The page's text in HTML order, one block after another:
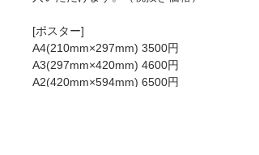
[ポスター]
A4(210mm×297mm) 3500円
A3(297mm×420mm) 4600円
A2(420mm×594mm) 6500円